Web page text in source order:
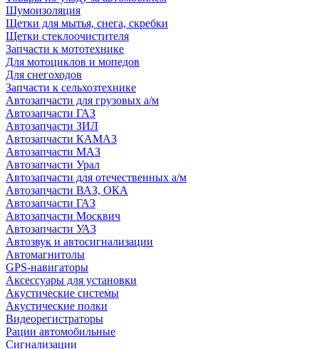
Шумоизоляция
Щетки для мытья, снега, скребки
Щетки стеклоочистителя
Запчасти к мототехнике
Для мотоциклов и мопедов
Для снегоходов
Запчасти к сельхозтехнике
Автозапчасти для грузовых а/м
Автозапчасти ГАЗ
Автозапчасти ЗИЛ
Автозапчасти КАМАЗ
Автозапчасти МАЗ
Автозапчасти Урал
Автозапчасти для отечественных а/м
Автозапчасти ВАЗ, ОКА
Автозапчасти ГАЗ
Автозапчасти Москвич
Автозапчасти УАЗ
Автозвук и автосигнализации
Автомагнитолы
GPS-навигаторы
Аксессуары для установки
Акустические системы
Акустические полки
Видеорегистраторы
Рации автомобильные
Сигнализации